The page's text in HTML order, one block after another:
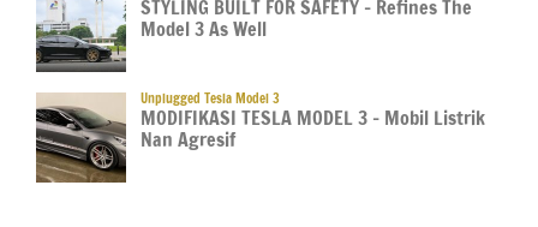
STYLING BUILT FOR SAFETY – Refines The
Model 3 As Well
Unplugged Tesla Model 3
MODIFIKASI TESLA MODEL 3 – Mobil Listrik
Nan Agresif